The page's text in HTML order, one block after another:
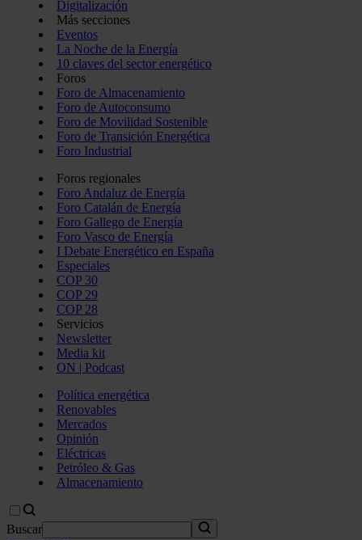
Digitalización
Más secciones
Eventos
La Noche de la Energía
10 claves del sector energético
Foros
Foro de Almacenamiento
Foro de Autoconsumo
Foro de Movilidad Sostenible
Foro de Transición Energética
Foro Industrial
Foros regionales
Foro Andaluz de Energía
Foro Catalán de Energía
Foro Gallego de Energía
Foro Vasco de Energía
I Debate Energético en España
Especiales
COP 30
COP 29
COP 28
Servicios
Newsletter
Media kit
ON | Podcast
Política energética
Renovables
Mercados
Opinión
Eléctricas
Petróleo & Gas
Almacenamiento
Buscar